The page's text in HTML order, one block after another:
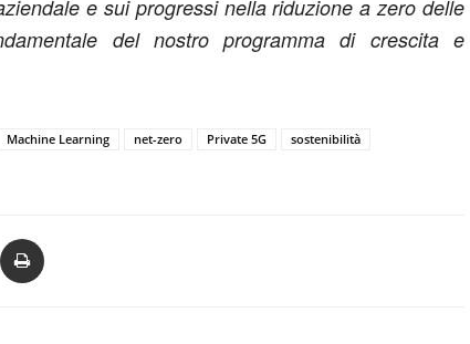
e sui progressi nella riduzione a zero delle
del nostro programma di crescita e
Machine Learning net-zero Private 5G
sostenibilità